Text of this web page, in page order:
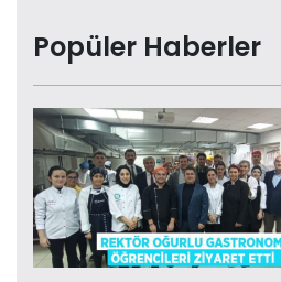
Popüler Haberler